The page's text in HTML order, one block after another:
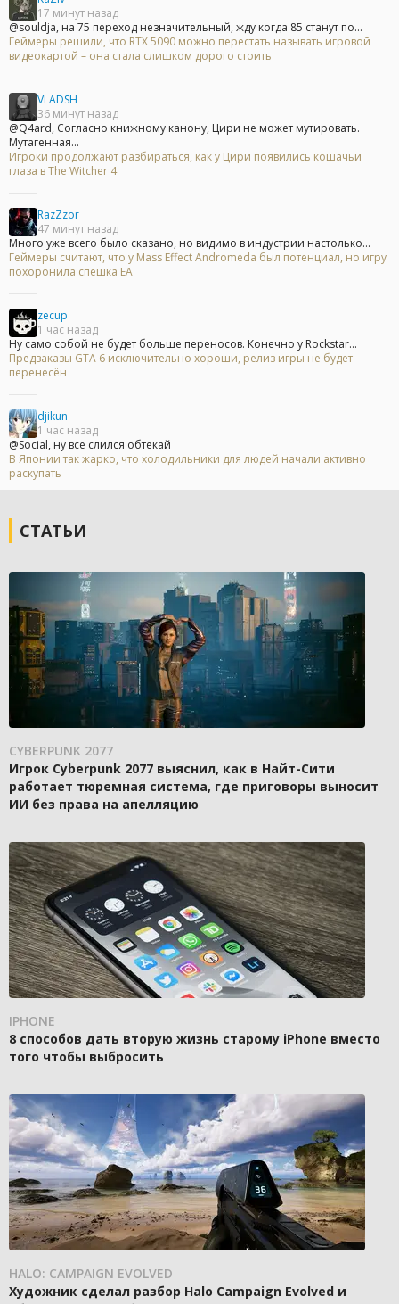
17 минут назад
@souldja, на 75 переход незначительный, жду когда 85 станут по...
Геймеры решили, что RTX 5090 можно перестать называть игровой
видеокартой – она стала слишком дорого стоить
VLADSH
36 минут назад
@Q4ard, Согласно книжному канону, Цири не может мутировать.
Мутагенная...
Игроки продолжают разбираться, как у Цири появились кошачьи
глаза в The Witcher 4
RazZzor
47 минут назад
Много уже всего было сказано, но видимо в индустрии настолько...
Геймеры считают, что у Mass Effect Andromeda был потенциал, но игру
похоронила спешка EA
zecup
1 час назад
Ну само собой не будет больше переносов. Конечно у Rockstar...
Предзаказы GTA 6 исключительно хороши, релиз игры не будет
перенесён
djikun
1 час назад
@Social, ну все слился обтекай
В Японии так жарко, что холодильники для людей начали активно
раскупать
СТАТЬИ
CYBERPUNK 2077
Игрок Cyberpunk 2077 выяснил, как в Найт-Сити
работает тюремная система, где приговоры выносит
ИИ без права на апелляцию
IPHONE
8 способов дать вторую жизнь старому iPhone вместо
того чтобы выбросить
HALO: CAMPAIGN EVOLVED
Художник сделал разбор Halo Campaign Evolved и